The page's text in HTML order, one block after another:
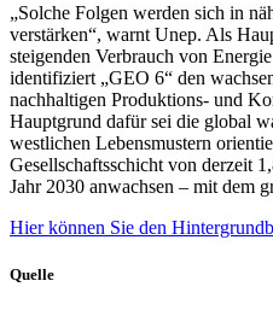
„Solche Folgen werden sich in
verstärken“, warnt Unep. Als
steigenden Verbrauch von
identifiziert „GEO 6“ den
nachhaltigen Produktions- und
Hauptgrund dafür sei die global
westlichen Lebensmustern
Gesellschaftsschicht von derzeit
Jahr 2030 anwachsen – mit dem
Hier können Sie den
Quelle